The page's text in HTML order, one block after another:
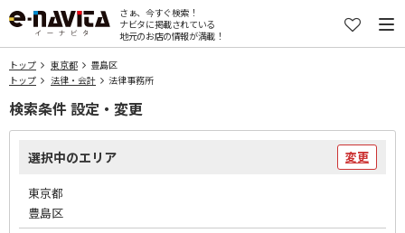
さぁ、今すぐ検索！
ナビタに掲載されている
地元のお店の情報が満載！
トップ 東京都
豊島区
トップ
法律・会計 法律事務所
検索条件 設定・変更
選択中のエリア 変更
東京都
豊島区